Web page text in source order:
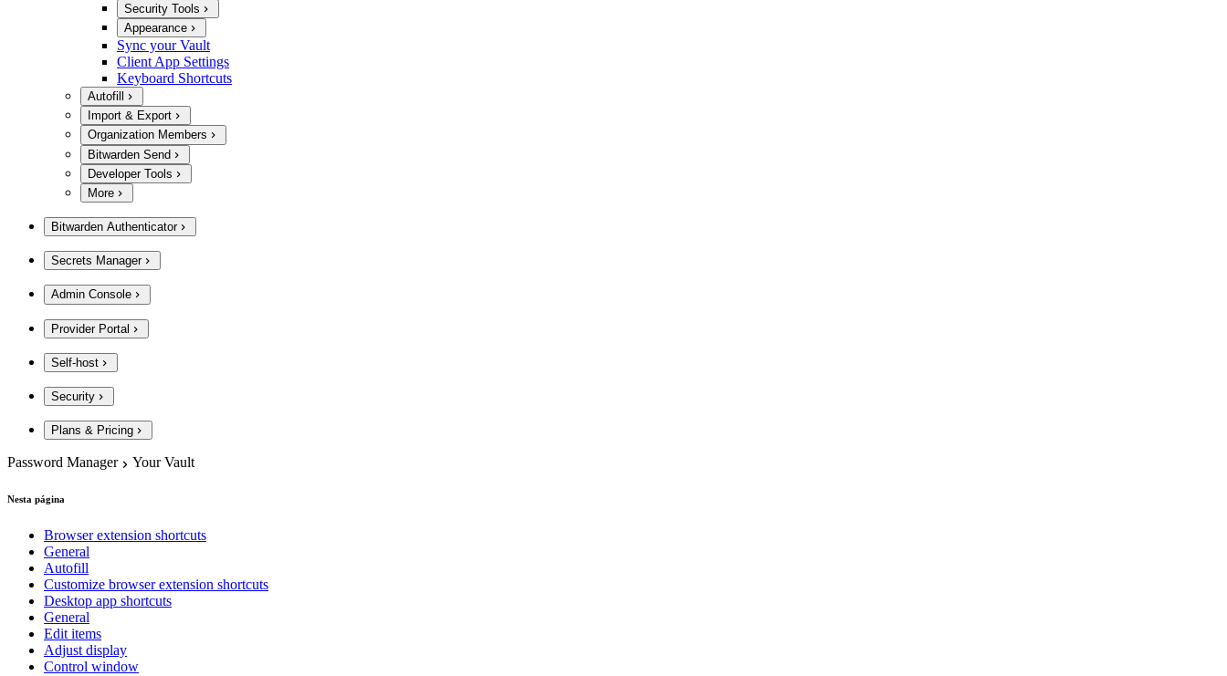
Security Tools
Appearance
Sync your Vault
Client App Settings
Keyboard Shortcuts
Autofill
Import & Export
Organization Members
Bitwarden Send
Developer Tools
More
Bitwarden Authenticator
Secrets Manager
Admin Console
Provider Portal
Self-host
Security
Plans & Pricing
Password Manager Your Vault
Nesta página
Browser extension shortcuts
General
Autofill
Customize browser extension shortcuts
Desktop app shortcuts
General
Edit items
Adjust display
Control window